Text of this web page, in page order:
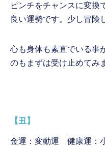
ピンチをチャンスに変換
良い運勢です。少し冒険
心も身体も素直でいる事
のもまずは受け止めてみ
【丑】
金運：変動運 健康運：